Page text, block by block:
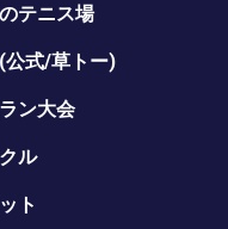
テニス場
公式/草トー)
ン大会
ル
ト